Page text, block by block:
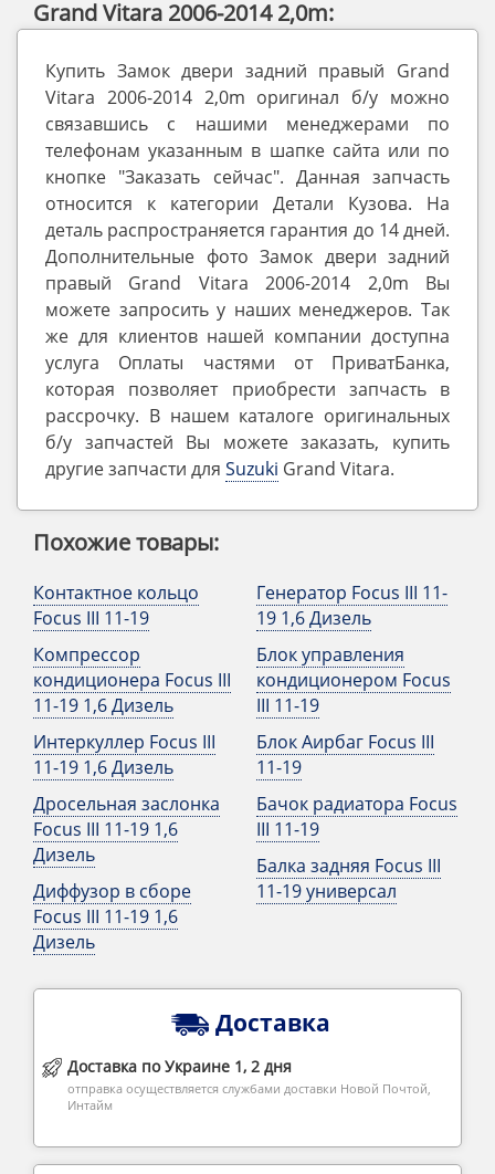
Grand Vitara 2006-2014 2,0m:
Купить Замок двери задний правый Grand
Vitara 2006-2014 2,0m оригинал б/у можно
связавшись с нашими менеджерами по
телефонам указанным в шапке сайта или по
кнопке "Заказать сейчас". Данная запчасть
относится к категории Детали Кузова. На
деталь распространяется гарантия до 14 дней.
Дополнительные фото Замок двери задний
правый Grand Vitara 2006-2014 2,0m Вы
можете запросить у наших менеджеров. Так
же для клиентов нашей компании доступна
услуга Оплаты частями от ПриватБанка,
которая позволяет приобрести запчасть в
рассрочку. В нашем каталоге оригинальных
б/у запчастей Вы можете заказать, купить
другие запчасти для Suzuki Grand Vitara.
Похожие товары:
Контактное кольцо
Focus III 11-19
Компрессор
кондиционера Focus III
11-19 1,6 Дизель
Интеркуллер Focus III
11-19 1,6 Дизель
Дросельная заслонка
Focus III 11-19 1,6
Дизель
Диффузор в сборе
Focus III 11-19 1,6
Дизель
Генератор Focus III 11-
19 1,6 Дизель
Блок управления
кондиционером Focus
III 11-19
Блок Аирбаг Focus III
11-19
Бачок радиатора Focus
III 11-19
Балка задняя Focus III
11-19 универсал
Доставка
Доставка по Украине 1, 2 дня
отправка осуществляется службами доставки Новой Почтой,
Интайм